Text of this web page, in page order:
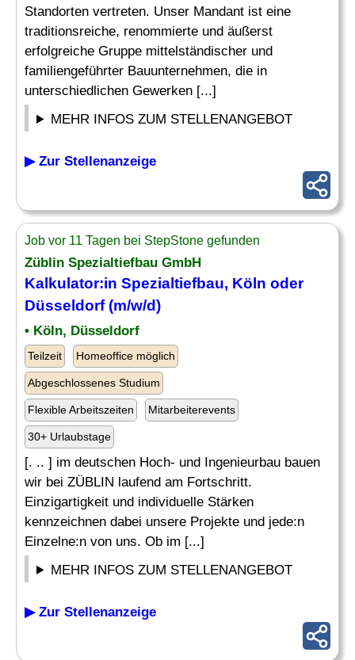
Standorten vertreten. Unser Mandant ist eine
traditionsreiche, renommierte und äußerst
erfolgreiche Gruppe mittelständischer und
familiengeführter Bauunternehmen, die in
unterschiedlichen Gewerken [...]
MEHR INFOS ZUM STELLENANGEBOT
▶ Zur Stellenanzeige
Job vor 11 Tagen bei StepStone gefunden
Züblin Spezialtiefbau GmbH
Kalkulator:in Spezialtiefbau, Köln oder
Düsseldorf (m/w/d)
• Köln, Düsseldorf
Teilzeit Homeoffice möglich
Abgeschlossenes Studium
Flexible Arbeitszeiten Mitarbeiterevents
30+ Urlaubstage
[. .. ] im deutschen Hoch- und Ingenieurbau bauen
wir bei ZÜBLIN laufend am Fortschritt.
Einzigartigkeit und individuelle Stärken
kennzeichnen dabei unsere Projekte und jede:n
Einzelne:n von uns. Ob im [...]
MEHR INFOS ZUM STELLENANGEBOT
▶ Zur Stellenanzeige